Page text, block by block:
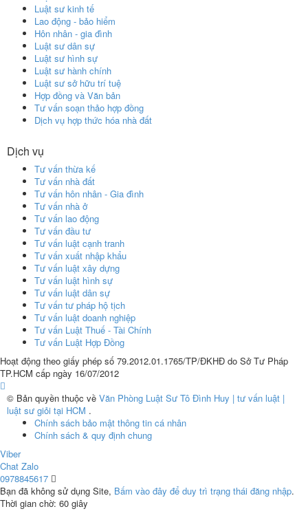
Luật sư kinh tế
Lao động - bảo hiểm
Hôn nhân - gia đình
Luật sư dân sự
Luật sư hình sự
Luật sư hành chính
Luật sư sở hữu trí tuệ
Hợp đồng và Văn bản
Tư vấn soạn thảo hợp đồng
Dịch vụ hợp thức hóa nhà đất
Dịch vụ
Tư vấn thừa kế
Tư vấn nhà đất
Tư vấn hôn nhân - Gia đình
Tư vấn nhà ở
Tư vấn lao động
Tư vấn đầu tư
Tư vấn luật cạnh tranh
Tư vấn xuất nhập khẩu
Tư vấn luật xây dựng
Tư vấn luật hình sự
Tư vấn luật dân sự
Tư vấn tư pháp hộ tịch
Tư vấn luật doanh nghiệp
Tư vấn Luật Thuế - Tài Chính
Tư vấn Luật Hợp Đồng
Hoạt động theo giấy phép số 79.2012.01.1765/TP/ĐKHĐ do Sở Tư Pháp
TP.HCM cấp ngày 16/07/2012
© Bản quyền thuộc về Văn Phòng Luật Sư Tô Đình Huy | tư vấn luật |
luật sư giỏi tại HCM .
Chính sách bảo mật thông tin cá nhân
Chính sách & quy định chung
Viber
Chat Zalo
0978845617
Bạn đã không sử dụng Site, Bấm vào đây để duy trì trạng thái đăng nhập.
Thời gian chờ: 60 giây